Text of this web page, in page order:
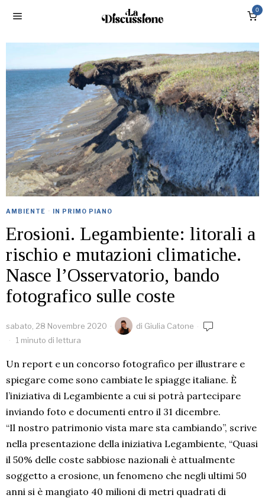
0
AMBIENTE · IN PRIMO PIANO
Erosioni. Legambiente: litorali a
rischio e mutazioni climatiche.
Nasce l’Osservatorio, bando
fotografico sulle coste
sabato, 28 Novembre 2020 di Giulia Catone
1 minuto di lettura
Un report e un concorso fotografico per illustrare e
spiegare come sono cambiate le spiagge italiane. È
l’iniziativa di Legambiente a cui si potrà partecipare
inviando foto e documenti entro il 31 dicembre.
“Il nostro patrimonio vista mare sta cambiando”, scrive
nella presentazione della iniziativa Legambiente, “Quasi
il 50% delle coste sabbiose nazionali è attualmente
soggetto a erosione, un fenomeno che negli ultimi 50
anni si è mangiato 40 milioni di metri quadrati di